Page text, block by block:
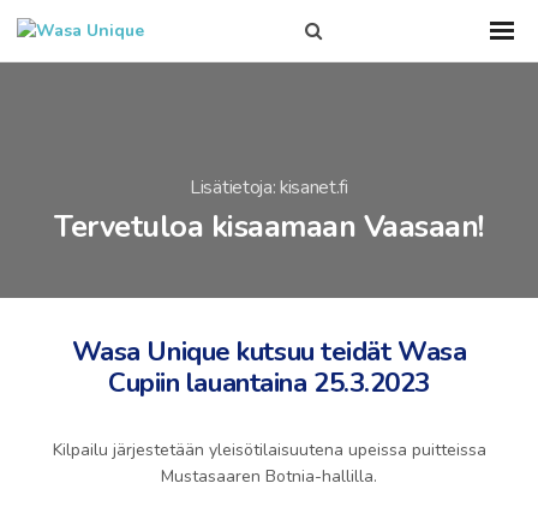
this
Lisätietoja: kisanet.fi
Tervetuloa kisaamaan Vaasaan!
Wasa Unique kutsuu teidät Wasa
Cupiin lauantaina 25.3.2023
Kilpailu järjestetään yleisötilaisuutena upeissa puitteissa
Mustasaaren Botnia-hallilla.